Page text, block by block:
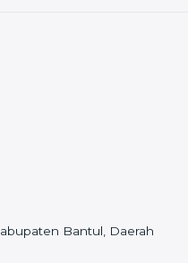
Bantul, Daerah